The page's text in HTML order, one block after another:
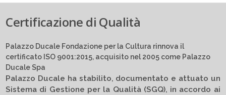
Certificazione di Qualità
Palazzo Ducale Fondazione per la Cultura rinnova il
certificato ISO 9001:2015, acquisito nel 2005 come Palazzo
Ducale Spa
Palazzo Ducale ha stabilito, documentato e attuato un
Sistema di Gestione per la Qualità (SGQ), in accordo ai